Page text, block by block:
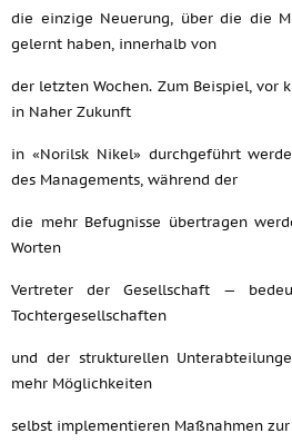
die einzige Neuerung, über die die
gelernt haben, innerhalb von
der letzten Wochen. Zum Beispiel, vor
in Naher Zukunft
in «Norilsk Nikel» durchgeführt
des Managements, während der
die mehr Befugnisse übertragen
Worten
Vertreter der Gesellschaft —
Tochtergesellschaften
und der strukturellen
mehr Möglichkeiten
selbst implementieren Maßnahmen